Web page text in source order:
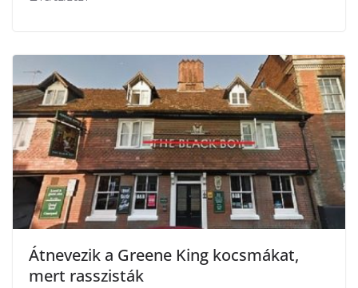
Átnevezik a Greene King kocsmákat,
mert rasszisták